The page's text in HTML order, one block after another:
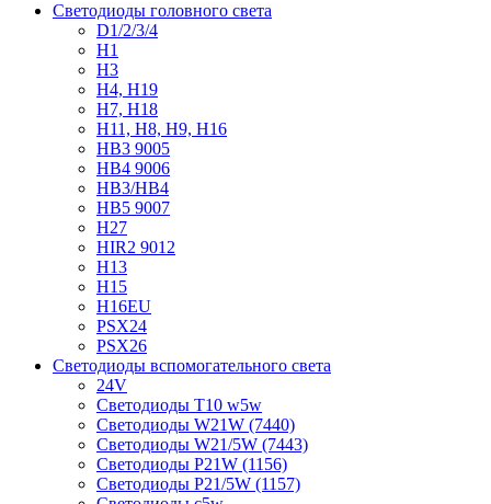
Светодиоды головного света
D1/2/3/4
H1
H3
H4, H19
H7, H18
H11, H8, H9, H16
HB3 9005
HB4 9006
HB3/HB4
HB5 9007
H27
HIR2 9012
H13
H15
H16EU
PSX24
PSX26
Светодиоды вспомогательного света
24V
Светодиоды T10 w5w
Светодиоды W21W (7440)
Светодиоды W21/5W (7443)
Светодиоды P21W (1156)
Светодиоды P21/5W (1157)